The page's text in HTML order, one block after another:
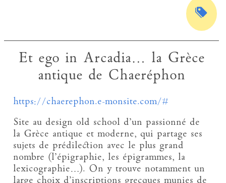
Et ego in Arcadia… la Grèce
antique de Chaeréphon
https://chaerephon.e-monsite.com/#
Site au design old school d’un passionné de
la Grèce antique et moderne, qui partage ses
sujets de prédilection avec le plus grand
nombre (l’épigraphie, les épigrammes, la
lexicographie…). On y trouve notamment un